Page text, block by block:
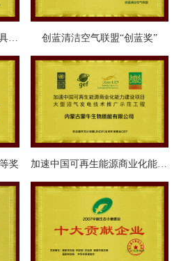
全球可再生能源利用领域最具投资价值的领先技术蓝天奖 创蓝清洁空气联盟“创蓝奖”
奖